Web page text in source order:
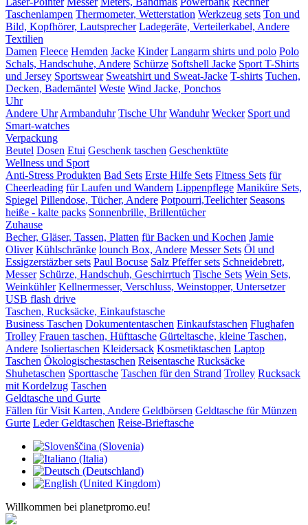
Taschenlampen Thermometer, Wetterstation Werkzeug sets Ton und
Bild, Kopfhörer, Lautsprecher Ladegeräte, Verteilerkabel, Andere
Textilien
Damen Fleece Hemden Jacke Kinder Langarm shirts und polo Polo
Schals, Handschuhe, Andere Schürze Softshell Jacke Sport T-Shirts
und Jersey Sportswear Sweatshirt und Sweat-Jacke T-shirts Tuchen,
Decken, Bademäntel Weste Wind Jacke, Ponchos
Uhr
Andere Uhr Armbanduhr Tische Uhr Wanduhr Wecker Sport und
Smart-watches
Verpackung
Beutel Dosen Etui Geschenk taschen Geschenktüte
Wellness und Sport
Anti-Stress Produkten Bad Sets Erste Hilfe Sets Fitness Sets für
Cheerleading für Laufen und Wandern Lippenpflege Maniküre Sets,
Spiegel Pillendose, Tücher, Andere Potpourri,Teelichter Seasons
heiße - kalte packs Sonnenbrille, Brillentücher
Zuhause
Becher, Gläser, Tassen, Platten für Backen und Kochen Jamie
Oliver Kühlschränke lounch Box, Andere Messer Sets Öl und
Essigzerstäzber sets Paul Bocuse Salz Pfeffer sets Schneidebrett,
Messer Schürze, Handschuh, Geschirrtuch Tische Sets Wein Sets,
Weinkühler Kellnermesser, Verschluss, Weinstopper, Untersetzer
USB flash drive
Taschen, Rucksäcke, Einkaufstasche
Business Taschen Dokumententaschen Einkaufstaschen Flughafen
Trolley Frauen taschen, Hüfttasche Gürteltasche, kleine Taschen,
Andere Isoliertaschen Kleidersack Kosmetiktaschen Laptop
Taschen Ökologischestaschen Reisentasche Rucksäcke
Shuhetaschen Sporttasche Taschen für den Strand Trolley Rucksack
mit Kordelzug Taschen
Geldtasche und Gurte
Fällen für Visit Karten, Andere Geldbörsen Geldtasche für Münzen
Gurte Leder Geldtaschen Reise-Brieftasche
Willkommen bei planetpromo.eu!